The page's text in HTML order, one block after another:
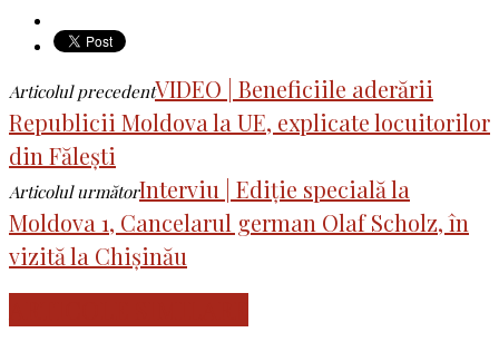
Articolul precedentVIDEO | Beneficiile aderării
Republicii Moldova la UE, explicate locuitorilor
din Fălești
Articolul următorInterviu | Ediție specială la
Moldova 1, Cancelarul german Olaf Scholz, în
vizită la Chișinău